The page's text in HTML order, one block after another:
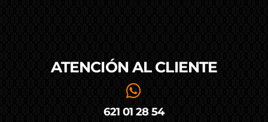
ATENCIÓN AL CLIENTE
621 01 28 54